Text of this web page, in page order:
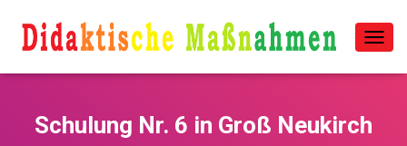
P
Schulung Nr. 6 in Groß Neukirch